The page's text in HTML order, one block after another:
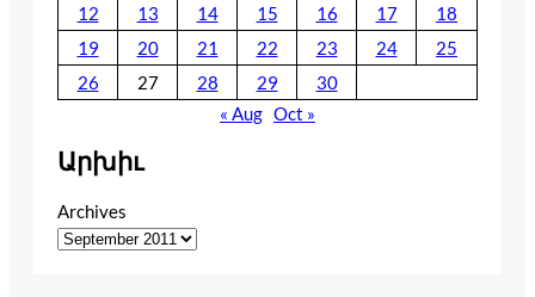
12
13 14 15 16 17
18
19
20 21 22 23 24
25
26
27 28 29
30
« Aug Oct »
Արխիւ
Archives